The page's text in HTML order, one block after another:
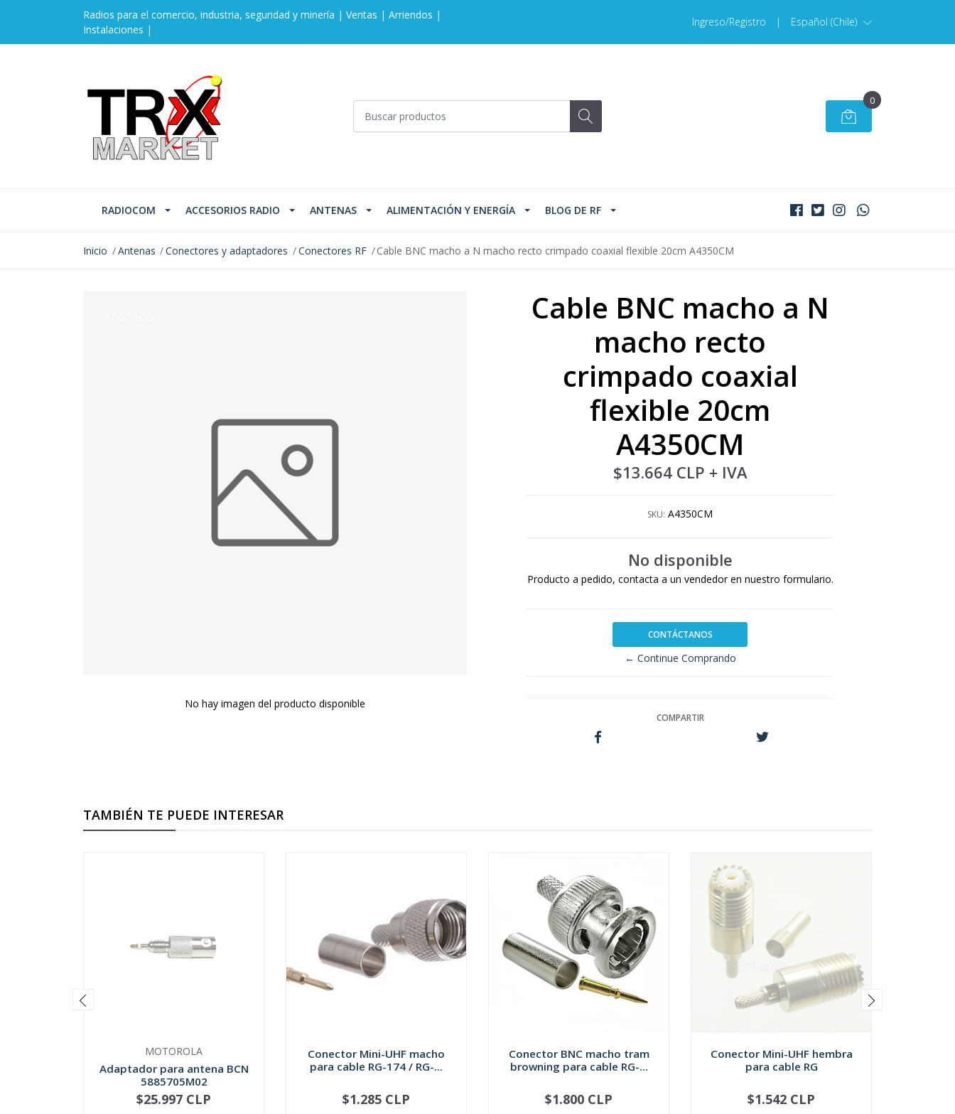
Radios para el comercio, industria, seguridad y minería | Ventas | Arriendos |
Instalaciones |
Ingreso/Registro | Español (Chile)
0
RADIOCOM ACCESORIOS RADIO ANTENAS ALIMENTACIÓN Y ENERGÍA BLOG DE RF
Inicio Antenas Conectores y adaptadores Conectores RF Cable BNC macho a N macho recto crimpado coaxial flexible 20cm A4350CM
No hay imagen del producto disponible
Cable BNC macho a N
macho recto
crimpado coaxial
flexible 20cm
A4350CM
$13.664 CLP + IVA
SKU: A4350CM
No disponible
Producto a pedido, contacta a un vendedor en nuestro formulario.
CONTÁCTANOS
← Continue Comprando
COMPARTIR
TAMBIÉN TE PUEDE INTERESAR
MOTOROLA
Adaptador para antena BCN
5885705M02
NO DISPONIBLE
$25.997 CLP
Conector Mini-UHF macho
para cable RG-174 / RG-...
+
$1.285 CLP
Conector BNC macho tram
browning para cable RG-...
+
$1.800 CLP
Conector Mini-UHF hembra
para cable RG
NO DISPONIBLE
$1.542 CLP